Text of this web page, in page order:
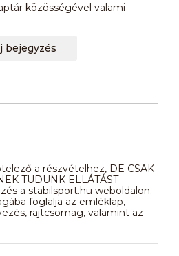
közösségével valami
bejegyzés
a részvételhez, DE CSAK
TUDUNK ELLÁTÁST
a stabilsport.hu weboldalon.
foglalja az emléklap,
rajtcsomag, valamint az